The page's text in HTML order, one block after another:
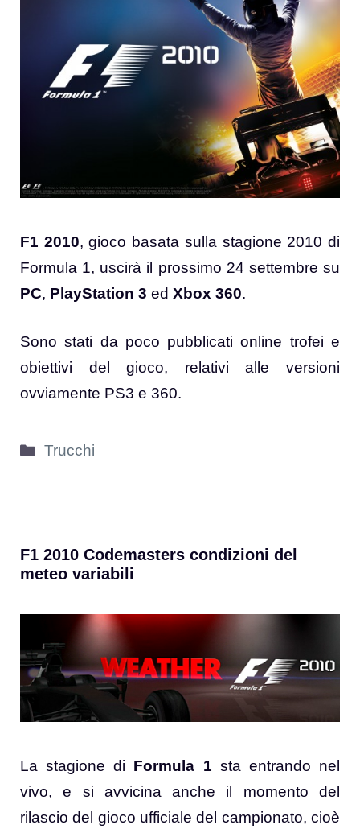
F1 2010, gioco basata sulla stagione 2010 di
Formula 1, uscirà il prossimo 24 settembre su
PC, PlayStation 3 ed Xbox 360.
Sono stati da poco pubblicati online trofei e
obiettivi del gioco, relativi alle versioni
ovviamente PS3 e 360.
Categorie
Trucchi
F1 2010 Codemasters condizioni del
meteo variabili
La stagione di Formula 1 sta entrando nel
vivo, e si avvicina anche il momento del
rilascio del gioco ufficiale del campionato, cioè